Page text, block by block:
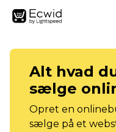
Alt hvad
sælge
Opret en
sælge på et